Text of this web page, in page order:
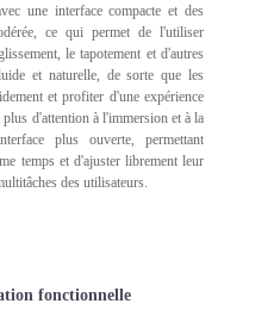
une interface compacte et des
ce qui permet de l'utiliser
le tapotement et d'autres
et naturelle, de sorte que les
et profiter d'une expérience
d'attention à l'immersion et à la
plus ouverte, permettant
temps et d'ajuster librement leur
des utilisateurs.
fonctionnelle